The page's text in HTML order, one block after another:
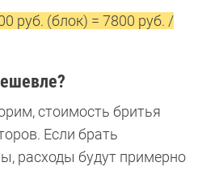
руб. (блок) = 7800 руб. /
стоимость бритья
Если брать
расходы будут примерно